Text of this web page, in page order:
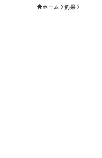
ホーム 釣果